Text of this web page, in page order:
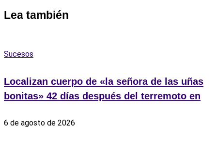
Lea también
Sucesos
Localizan cuerpo de «la señora de las uñas
bonitas» 42 días después del terremoto en
6 de agosto de 2026